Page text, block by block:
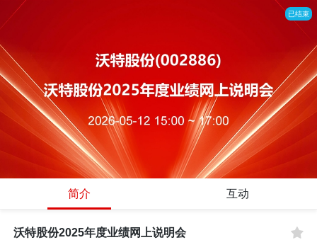
已结束
简介 互动
沃特股份2025年度业绩网上说明会